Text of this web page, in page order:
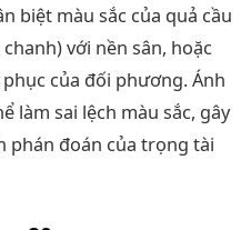
biệt màu sắc của quả cầu
với nền sân, hoặc
của đối phương. Ánh
làm sai lệch màu sắc, gây
phán đoán của trọng tài